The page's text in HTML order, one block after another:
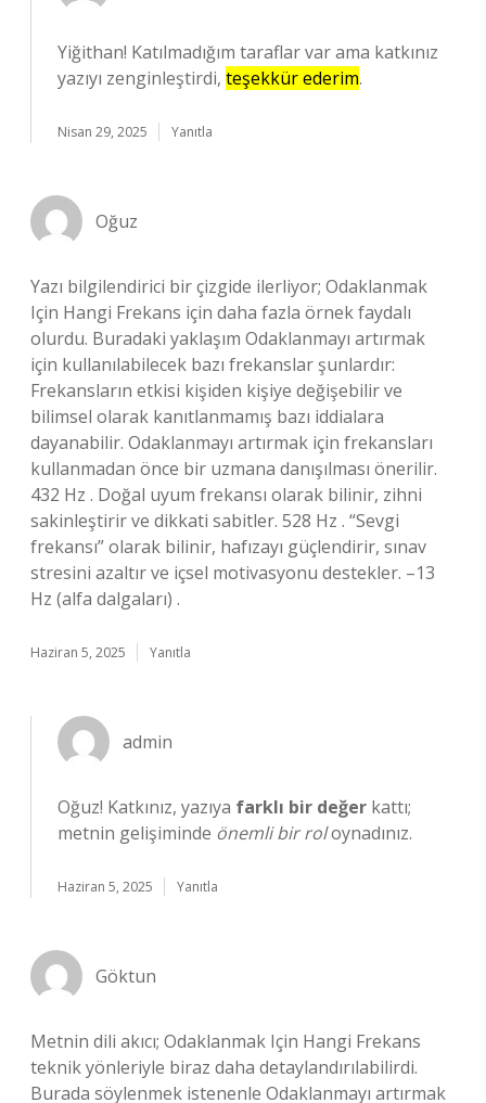
Yiğithan! Katılmadığım taraflar var ama katkınız
yazıyı zenginleştirdi, teşekkür ederim.
Nisan 29, 2025 Yanıtla
Oğuz
Yazı bilgilendirici bir çizgide ilerliyor; Odaklanmak
Için Hangi Frekans için daha fazla örnek faydalı
olurdu. Buradaki yaklaşım Odaklanmayı artırmak
için kullanılabilecek bazı frekanslar şunlardır:
Frekansların etkisi kişiden kişiye değişebilir ve
bilimsel olarak kanıtlanmamış bazı iddialara
dayanabilir. Odaklanmayı artırmak için frekansları
kullanmadan önce bir uzmana danışılması önerilir.
432 Hz . Doğal uyum frekansı olarak bilinir, zihni
sakinleştirir ve dikkati sabitler. 528 Hz . “Sevgi
frekansı” olarak bilinir, hafızayı güçlendirir, sınav
stresini azaltır ve içsel motivasyonu destekler. –13
Hz (alfa dalgaları) .
Haziran 5, 2025 Yanıtla
admin
Oğuz! Katkınız, yazıya farklı bir değer kattı;
metnin gelişiminde önemli bir roloynadınız.
Haziran 5, 2025 Yanıtla
Göktun
Metnin dili akıcı; Odaklanmak Için Hangi Frekans
teknik yönleriyle biraz daha detaylandırılabilirdi.
Burada söylenmek istenenle Odaklanmayı artırmak